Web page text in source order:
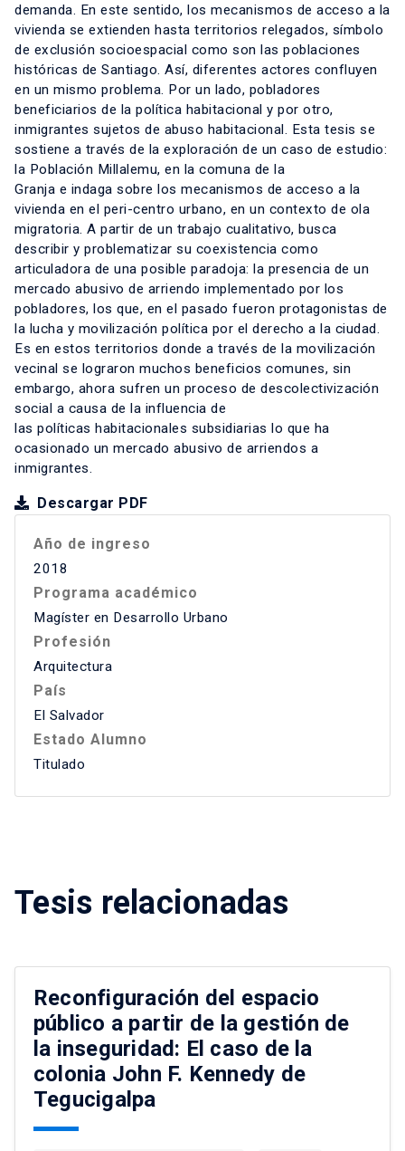
demanda. En este sentido, los mecanismos de acceso a la
vivienda se extienden hasta territorios relegados, símbolo
de exclusión socioespacial como son las poblaciones
históricas de Santiago. Así, diferentes actores confluyen
en un mismo problema. Por un lado, pobladores
beneficiarios de la política habitacional y por otro,
inmigrantes sujetos de abuso habitacional. Esta tesis se
sostiene a través de la exploración de un caso de estudio:
la Población Millalemu, en la comuna de la
Granja e indaga sobre los mecanismos de acceso a la
vivienda en el peri-centro urbano, en un contexto de ola
migratoria. A partir de un trabajo cualitativo, busca
describir y problematizar su coexistencia como
articuladora de una posible paradoja: la presencia de un
mercado abusivo de arriendo implementado por los
pobladores, los que, en el pasado fueron protagonistas de
la lucha y movilización política por el derecho a la ciudad.
Es en estos territorios donde a través de la movilización
vecinal se lograron muchos beneficios comunes, sin
embargo, ahora sufren un proceso de descolectivización
social a causa de la influencia de
las políticas habitacionales subsidiarias lo que ha
ocasionado un mercado abusivo de arriendos a
inmigrantes.
Descargar PDF
Año de ingreso
2018
Programa académico
Magíster en Desarrollo Urbano
Profesión
Arquitectura
País
El Salvador
Estado Alumno
Titulado
Tesis relacionadas
Reconfiguración del espacio
público a partir de la gestión de
la inseguridad: El caso de la
colonia John F. Kennedy de
Tegucigalpa